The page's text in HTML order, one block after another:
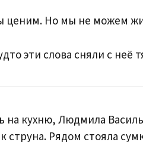
ценим. Но мы не можем
эти слова сняли с неё
на кухню, Людмила
струна. Рядом стояла